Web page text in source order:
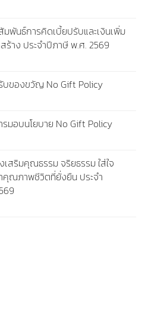
มพันธ์การคิดเบี้ยปรับและเงินเพิ่ม
าง ประจำปีภาษี พ.ศ. 2569
บของขวัญ No Gift Policy
รมอบนโยบาย No Gift Policy
สริมคุณธรรม จริยธรรม ใส่ใจ
ณภาพชีวิตที่ยั่งยืน ประจำ